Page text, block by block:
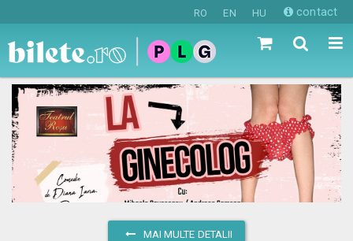
RO EN HU contact
MAI MULTE DETALII